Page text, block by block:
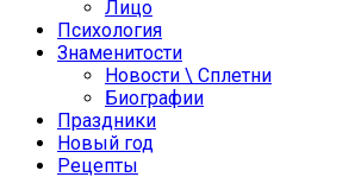
Лицо
Психология
Знаменитости
Новости \ Сплетни
Биографии
Праздники
Новый год
Рецепты